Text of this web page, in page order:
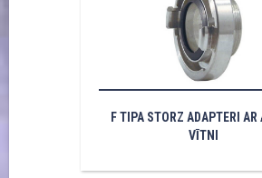
F TIPA STORZ ADAPTERI AR
VĪTNI